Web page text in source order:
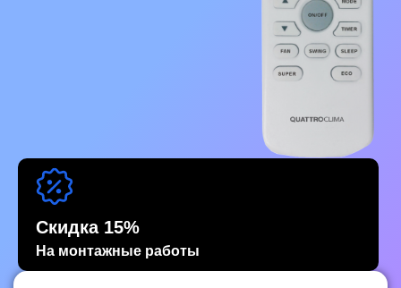
Скидка 15%
На монтажные работы